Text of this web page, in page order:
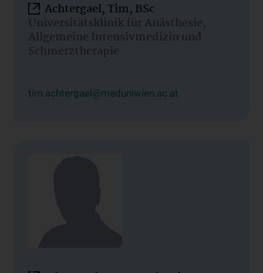
Achtergael, Tim, BSc
Universitätsklinik für Anästhesie,
Allgemeine Intensivmedizin und
Schmerztherapie
tim.achtergael@meduniwien.ac.at